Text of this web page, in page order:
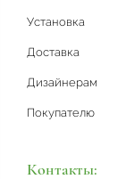
Установка
Доставка
Дизайнерам
Покупателю
Контакты: